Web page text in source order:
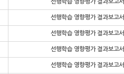
선행학습 영향평가 결과보고서
선행학습 영향평가 결과보고서
선행학습 영향평가 결과보고서
선행학습 영향평가 결과보고서
선행학습 영향평가 결과보고서